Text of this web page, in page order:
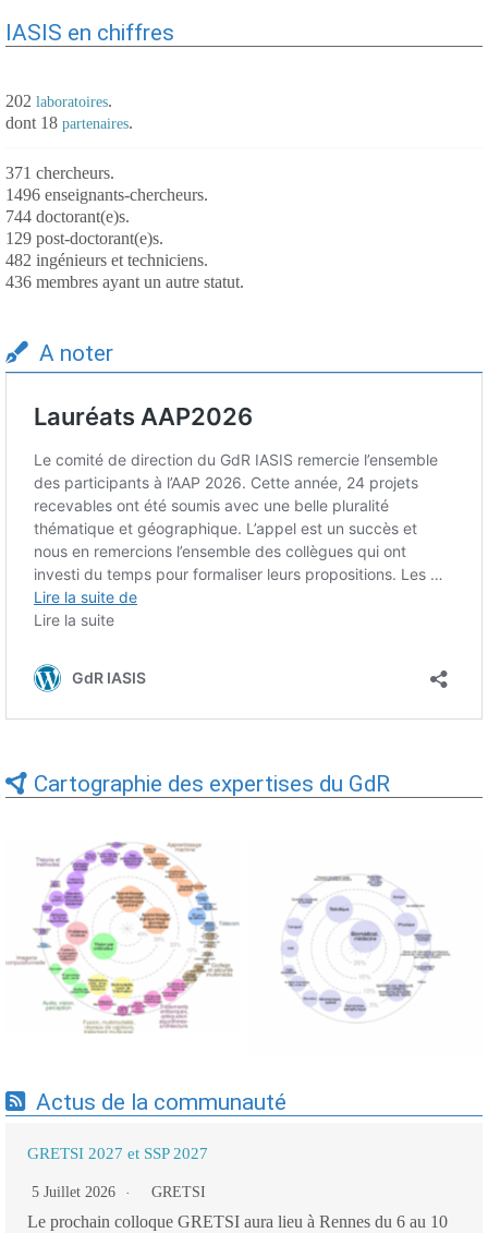
IASIS en chiffres
202 laboratoires.
dont 18 partenaires.
371 chercheurs.
1496 enseignants-chercheurs.
744 doctorant(e)s.
129 post-doctorant(e)s.
482 ingénieurs et techniciens.
436 membres ayant un autre statut.
A noter
Cartographie des expertises du GdR
Expertises du GdR -
cartographie par Axes -
19/09/2025
Expertises du GdR -
cartographie par mots-clés
applicatifs - 19/09/2025
Actus de la communauté
GRETSI 2027 et SSP 2027
5 Juillet 2026 GRETSI
Le prochain colloque GRETSI aura lieu à Rennes du 6 au 10